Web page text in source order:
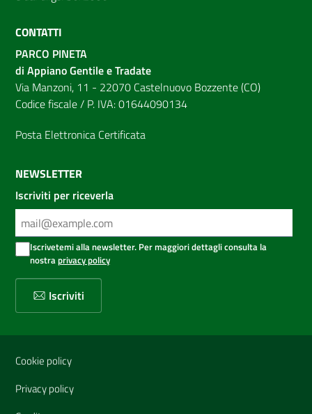
CONTATTI
PARCO PINETA
di Appiano Gentile e Tradate
Via Manzoni, 11 - 22070 Castelnuovo Bozzente (CO)
Codice fiscale / P. IVA: 01644090134
Posta Elettronica Certificata
NEWSLETTER
Iscriviti per riceverla
Iscrivetemi alla newsletter. Per maggiori dettagli consulta la
nostraprivacy policy
Iscriviti
Sezione Link Utili
Cookie policy
Privacy policy